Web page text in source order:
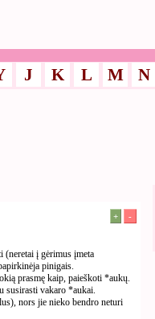
J K L M N
+ -
į gėrimus įmeta
pinigais.
prasmę kaip, paieškoti *aukų.
susirasti vakaro *aukai.
nors jie nieko bendro neturi